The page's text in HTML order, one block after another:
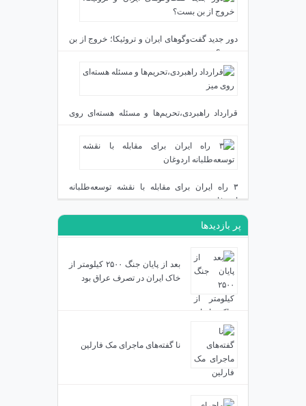
دور جدید گفت‌وگوهای ایران و تروئیکا؛ خروج از بن
بست؟
دی ۲۴, ۱۴۰۳
قرارداد راهبردی،تحریم‌ها و مسئله هسته‌ای روی
دی ۲۳, ۱۴۰۳
۳ راه ایران برای مقابله با نقشه توسعه‌طلبانه
اردوغان
دی ۱۹, ۱۴۰۳
پر بازدیدها
بعد از پایان جنگ ۲۵۰۰ کیلومتر از
خاک ایران در تصرف عراق بود
نا گفته‌های ماجرای مک فارلین